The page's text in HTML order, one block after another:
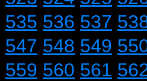
535 536 537
547 548 549
559 560 561